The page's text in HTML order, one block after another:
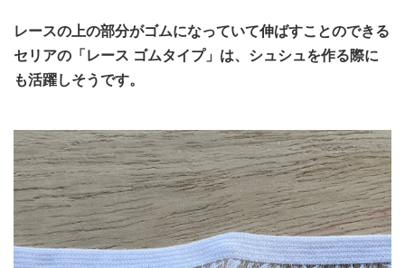
レースの上の部分がゴムになっていて伸ばすことのできる
セリアの「レース ゴムタイプ」は、シュシュを作る際に
も活躍しそうです。